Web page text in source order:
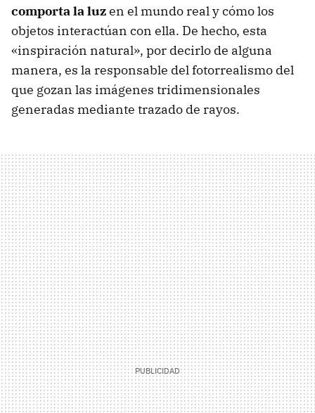
comporta la luzen el mundo real y cómo los
objetos interactúan con ella. De hecho, esta
«inspiración natural», por decirlo de alguna
manera, es la responsable del fotorrealismo del
que gozan las imágenes tridimensionales
generadas mediante trazado de rayos.